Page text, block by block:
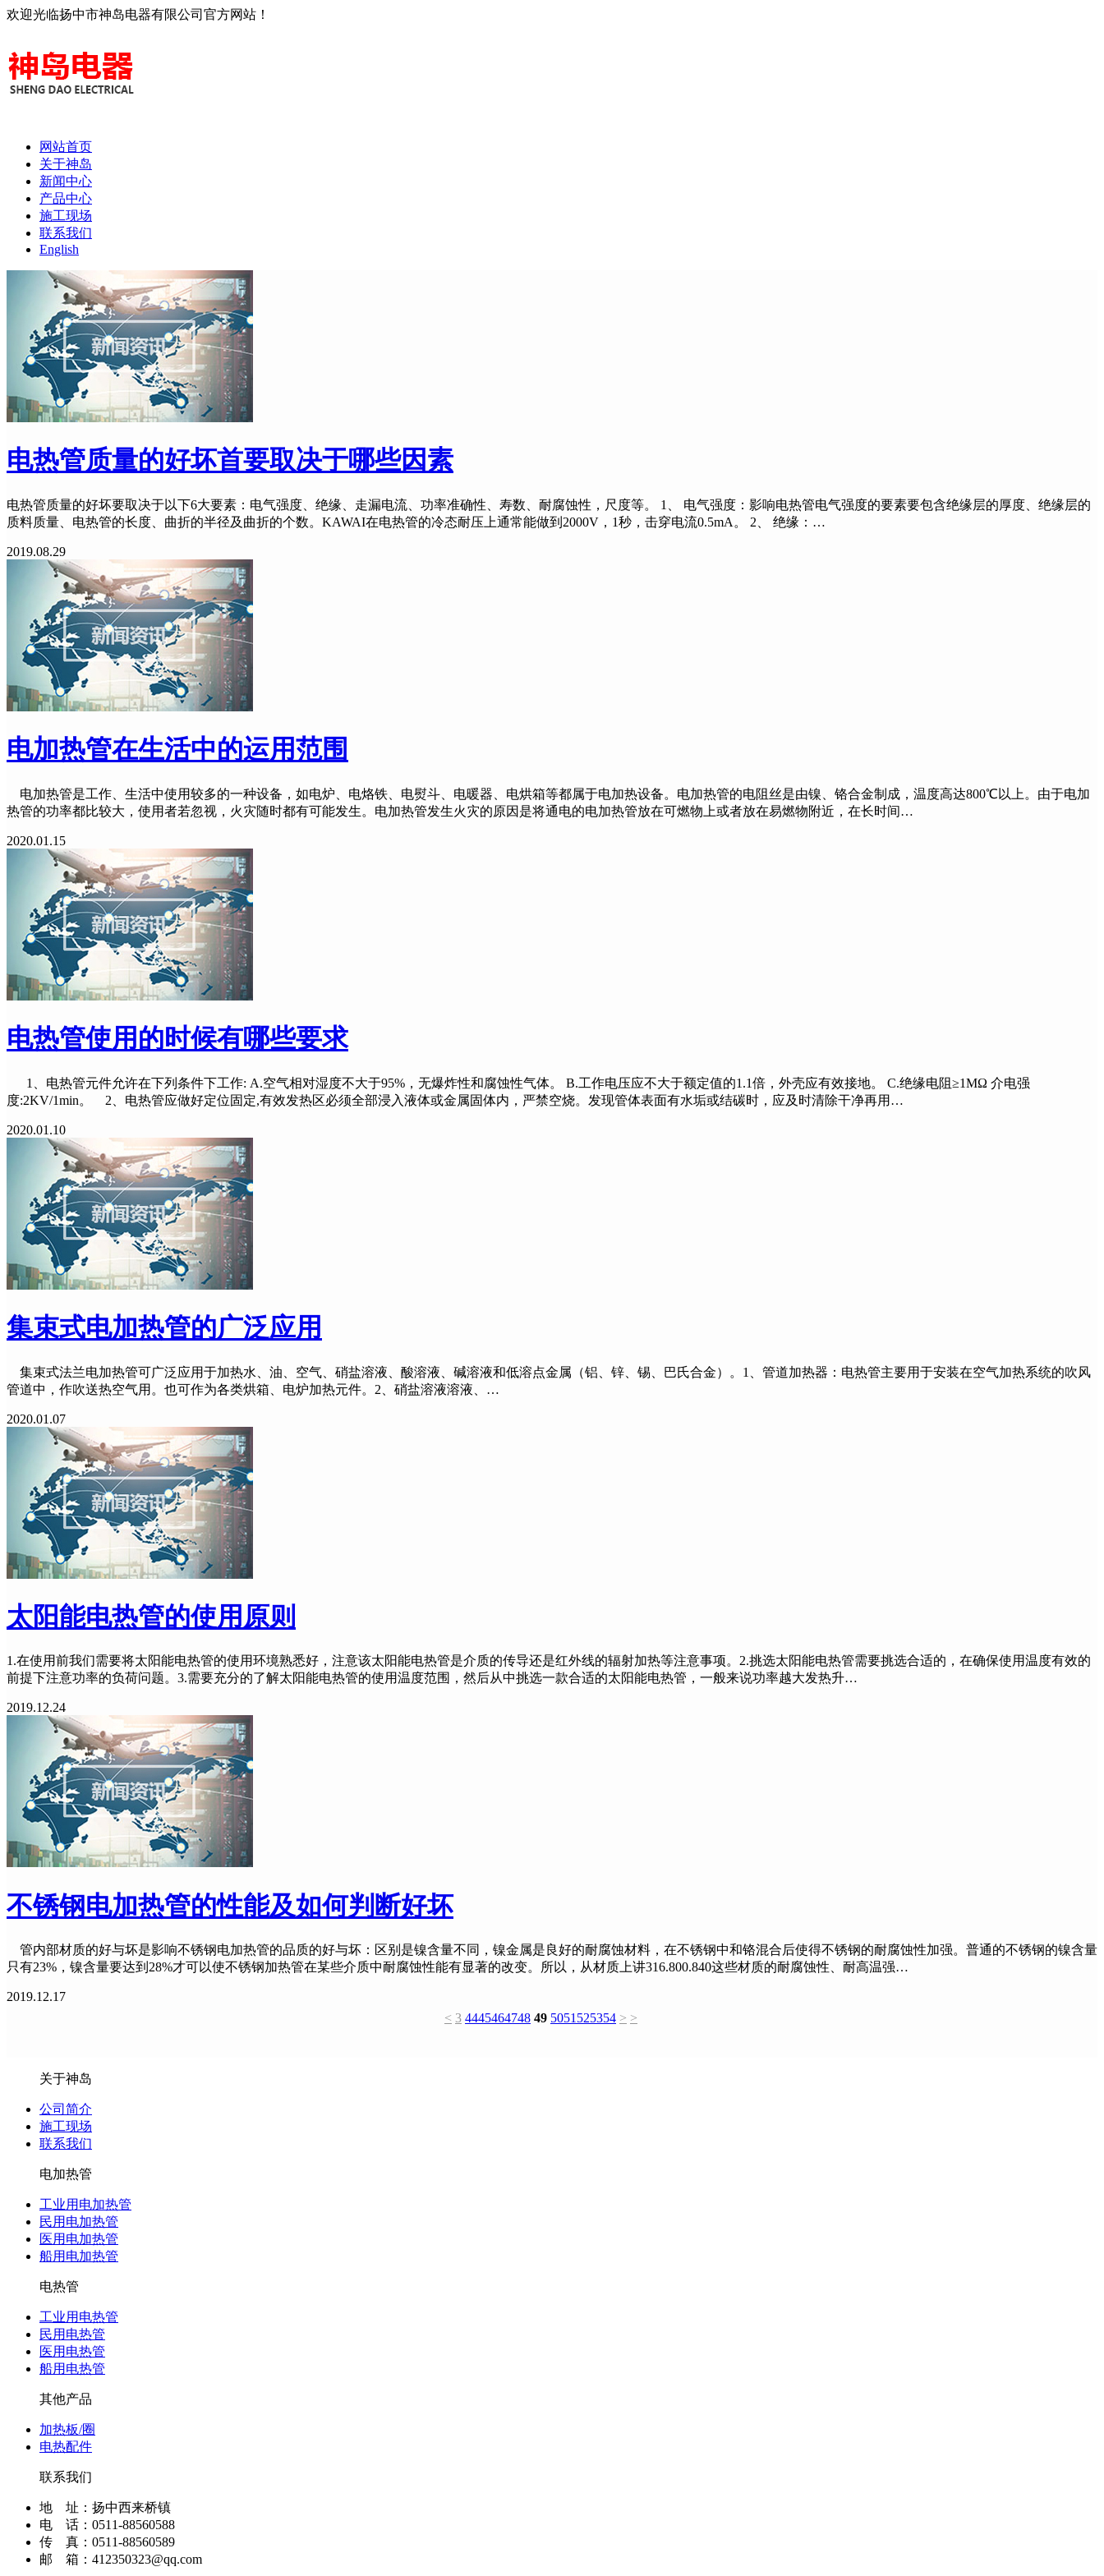
欢迎光临扬中市神岛电器有限公司官方网站！
网站首页
关于神岛
新闻中心
产品中心
施工现场
联系我们
English
电热管质量的好坏首要取决于哪些因素
电热管质量的好坏要取决于以下6大要素：电气强度、绝缘、走漏电流、功率准确性、寿数、耐腐蚀性，尺度等。 1、 电气强度：影响电热管电气强度的要素要包含绝缘层的厚度、绝缘层的
质料质量、电热管的长度、曲折的半径及曲折的个数。KAWAI在电热管的冷态耐压上通常能做到2000V，1秒，击穿电流0.5mA。 2、 绝缘：…
2019.08.29
电加热管在生活中的运用范围
电加热管是工作、生活中使用较多的一种设备，如电炉、电烙铁、电熨斗、电暖器、电烘箱等都属于电加热设备。电加热管的电阻丝是由镍、铬合金制成，温度高达800℃以上。由于电加
热管的功率都比较大，使用者若忽视，火灾随时都有可能发生。电加热管发生火灾的原因是将通电的电加热管放在可燃物上或者放在易燃物附近，在长时间…
2020.01.15
电热管使用的时候有哪些要求
1、电热管元件允许在下列条件下工作: A.空气相对湿度不大于95%，无爆炸性和腐蚀性气体。 B.工作电压应不大于额定值的1.1倍，外壳应有效接地。 C.绝缘电阻≥1MΩ 介电强
度:2KV/1min。 2、电热管应做好定位固定,有效发热区必须全部浸入液体或金属固体内，严禁空烧。发现管体表面有水垢或结碳时，应及时清除干净再用…
2020.01.10
集束式电加热管的广泛应用
集束式法兰电加热管可广泛应用于加热水、油、空气、硝盐溶液、酸溶液、碱溶液和低溶点金属（铝、锌、锡、巴氏合金）。1、管道加热器：电热管主要用于安装在空气加热系统的吹风
管道中，作吹送热空气用。也可作为各类烘箱、电炉加热元件。2、硝盐溶液溶液、…
2020.01.07
太阳能电热管的使用原则
1.在使用前我们需要将太阳能电热管的使用环境熟悉好，注意该太阳能电热管是介质的传导还是红外线的辐射加热等注意事项。2.挑选太阳能电热管需要挑选合适的，在确保使用温度有效的
前提下注意功率的负荷问题。3.需要充分的了解太阳能电热管的使用温度范围，然后从中挑选一款合适的太阳能电热管，一般来说功率越大发热升…
2019.12.24
不锈钢电加热管的性能及如何判断好坏
管内部材质的好与坏是影响不锈钢电加热管的品质的好与坏：区别是镍含量不同，镍金属是良好的耐腐蚀材料，在不锈钢中和铬混合后使得不锈钢的耐腐蚀性加强。普通的不锈钢的镍含量
只有23%，镍含量要达到28%才可以使不锈钢加热管在某些介质中耐腐蚀性能有显著的改变。所以，从材质上讲316.800.840这些材质的耐腐蚀性、耐高温强…
2019.12.17
< 3 4445464748 49 5051 525354 > >
关于神岛
公司简介
施工现场
联系我们
电加热管
工业用电加热管
民用电加热管
医用电加热管
船用电加热管
电热管
工业用电热管
民用电热管
医用电热管
船用电热管
其他产品
加热板/圈
电热配件
联系我们
地 址：扬中西来桥镇
电 话：0511-88560588
传 真：0511-88560589
邮 箱：412350323@qq.com